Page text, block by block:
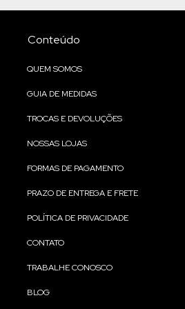
Conteúdo
QUEM SOMOS
GUIA DE MEDIDAS
TROCAS E DEVOLUÇÕES
NOSSAS LOJAS
FORMAS DE PAGAMENTO
PRAZO DE ENTREGA E FRETE
POLÍTICA DE PRIVACIDADE
CONTATO
TRABALHE CONOSCO
BLOG